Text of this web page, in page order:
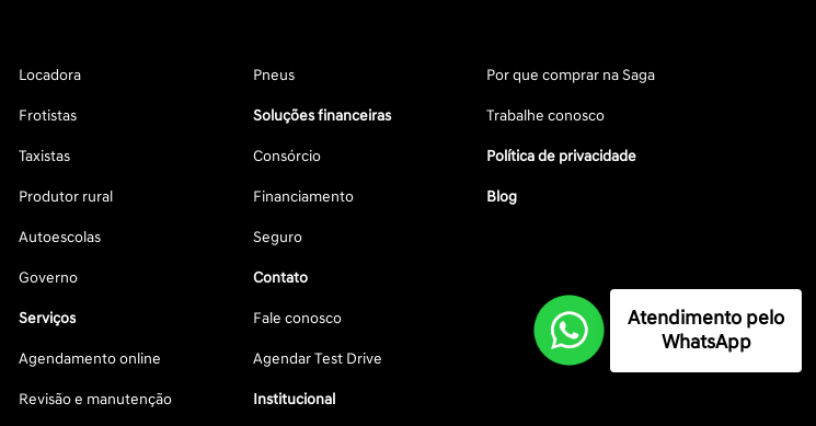
Locadora
Frotistas
Taxistas
Produtor rural
Autoescolas
Governo
Serviços
Agendamento online
Revisão e manutenção
Pneus
Soluções financeiras
Consórcio
Financiamento
Seguro
Contato
Fale conosco
Agendar Test Drive
Institucional
Por que comprar na Saga
Trabalhe conosco
Política de privacidade
Blog
Atendimento pelo
WhatsApp